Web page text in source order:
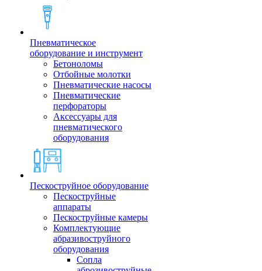
Пневматическое
оборудование и инструмент
Бетоноломы
Отбойные молотки
Пневматические насосы
Пневматические
перфораторы
Аксессуары для
пневматического
оборудования
Пескоструйное оборудование
Пескоструйные
аппараты
Пескоструйные камеры
Комплектующие
абразивоструйного
оборудования
Сопла